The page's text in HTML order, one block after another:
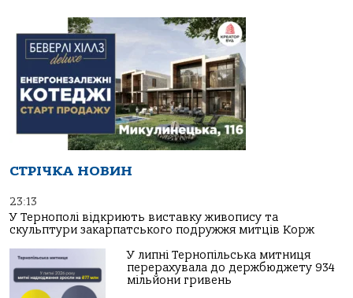
СТРІЧКА НОВИН
23:13
У Тернополі відкриють виставку живопису та
скульптури закарпатського подружжя митців Корж
У липні Тернопільська митниця
перерахувала до держбюджету 934
мільйони гривень